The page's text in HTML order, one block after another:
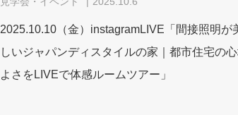
2025.10.10（金）instagramLIVE「間接照明が
しいジャパンディスタイルの家｜都市住宅の
よさをLIVEで体感ルームツアー」